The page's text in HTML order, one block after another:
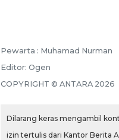
Pewarta : Muhamad Nurman
Editor: Ogen
COPYRIGHT © ANTARA 2026
Dilarang keras mengambil
izin tertulis dari Kantor Berita